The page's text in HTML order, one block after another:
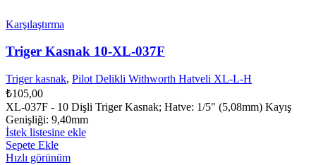
Karşılaştırma
Triger Kasnak 10-XL-037F
Triger kasnak, Pilot Delikli Withworth Hatveli XL-L-H
₺105,00
XL-037F - 10 Dişli Triger Kasnak; Hatve: 1/5" (5,08mm) Kayış
Genişliği: 9,40mm
İstek listesine ekle
Sepete Ekle
Hızlı görünüm